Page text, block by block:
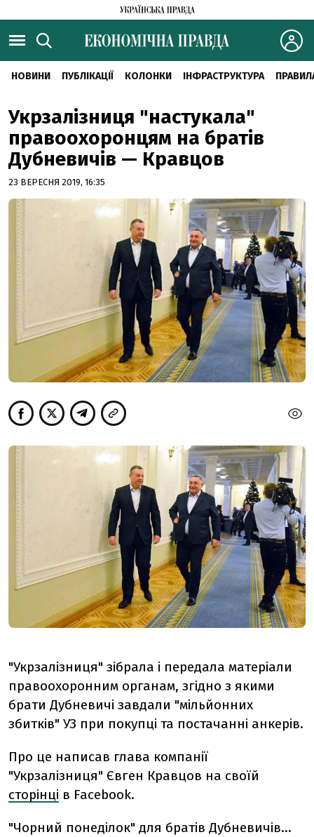
НОВИНИ ПУБЛІКАЦІЇ КОЛОНКИ ІНФРАСТРУКТУРА
Укрзалізниця "настукала"
правоохоронцям на братів
Дубневичів — Кравцов
23 ВЕРЕСНЯ 2019, 16:35
"Укрзалізниця" зібрала і передала матеріали
правоохоронним органам, згідно з якими
брати Дубневичі завдали "мільйонних
збитків" УЗ при покупці та постачанні анкерів.
Про це написав глава компанії
"Укрзалізниця" Євген Кравцов на своїй
сторінці в Facebook.
"Чорний понеділок" для братів Дубневичів…